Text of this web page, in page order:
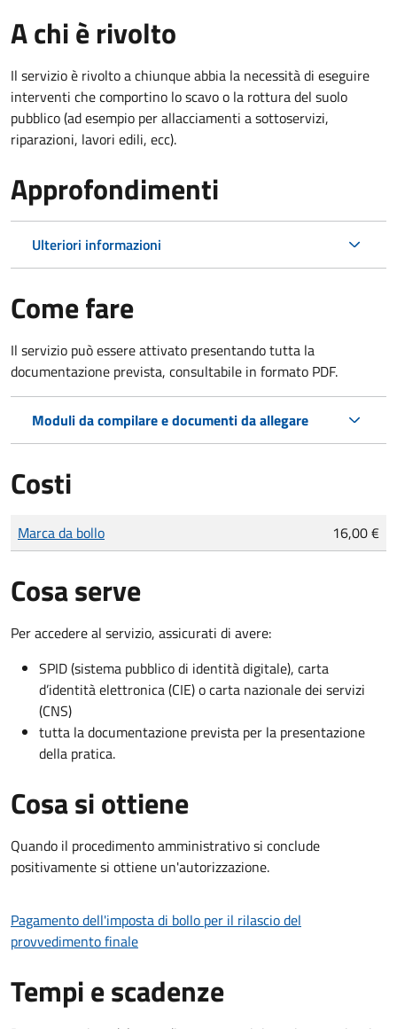
A chi è rivolto
Il servizio è rivolto a chiunque abbia la necessità di eseguire
interventi che comportino lo scavo o la rottura del suolo
pubblico (ad esempio per allacciamenti a sottoservizi,
riparazioni, lavori edili, ecc).
Approfondimenti
Ulteriori informazioni
Come fare
Il servizio può essere attivato presentando tutta la
documentazione prevista, consultabile in formato PDF.
Moduli da compilare e documenti da allegare
Costi
Tipo di pagamento
Importo
Marca da bollo 16,00 €
Cosa serve
Per accedere al servizio, assicurati di avere:
SPID (sistema pubblico di identità digitale), carta
d’identità elettronica (CIE) o carta nazionale dei servizi
(CNS)
tutta la documentazione prevista per la presentazione
della pratica.
Cosa si ottiene
Quando il procedimento amministrativo si conclude
positivamente si ottiene un'autorizzazione.
Pagamento dell'imposta di bollo per il rilascio del
provvedimento finale
Tempi e scadenze